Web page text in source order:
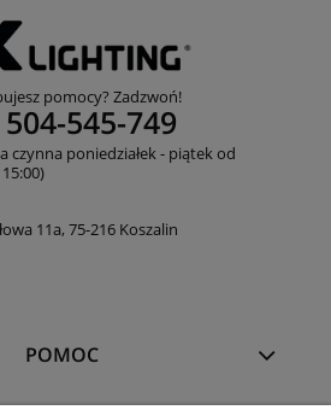
pomocy? Zadzwoń!
545-749
czynna poniedziałek - piątek od
11a, 75-216 Koszalin
POMOC